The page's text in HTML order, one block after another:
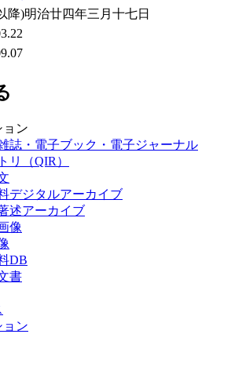
降)明治廿四年三月十七日
ョン
誌・電子ブック・電子ジャーナル
リ（QIR）
デジタルアーカイブ
述アーカイブ
像
DB
書
ョン